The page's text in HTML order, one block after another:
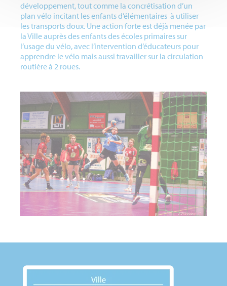
développement, tout comme la concrétisation d’un
plan vélo incitant les enfants d’élémentaires à utiliser
les transports doux. Une action forte est déjà menée par
la Ville auprès des enfants des écoles primaires sur
l’usage du vélo, avec l’intervention d’éducateurs pour
apprendre le vélo mais aussi travailler sur la circulation
routière à 2 roues.